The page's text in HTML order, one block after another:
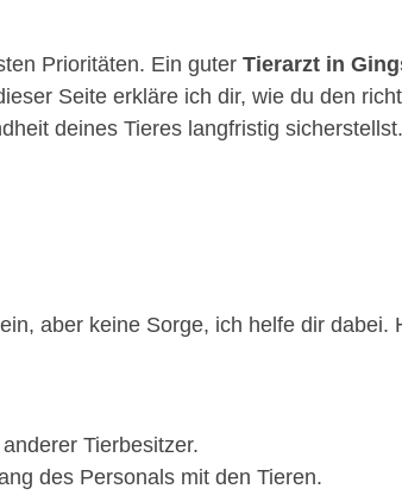
Prioritäten. Ein guter Tierarzt in
Seite erkläre ich dir, wie du den
deines Tieres langfristig sicherstellst.
aber keine Sorge, ich helfe dir dabei.
Tierbesitzer.
des Personals mit den Tieren.